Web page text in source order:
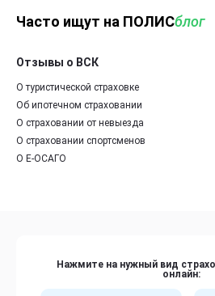
Часто ищут на ПОЛИСблог
Отзывы о ВСК
О туристической страховке
Об ипотечном страховании
О страховании от невыезда
О страховании спортсменов
О Е-ОСАГО
Нажмите на нужный вид
онлайн: